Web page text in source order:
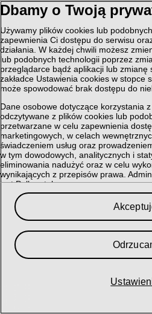
Dbamy o Twoją
Używamy plików cookies lub
zapewnienia Ci dostępu do serwisu
działania. W każdej chwili możesz
lub podobnych technologii poprzez
przeglądarce bądź aplikacji lub zmianę
zakładce Ustawienia cookies w stopce
może spowodować brak dostępu do
Dane osobowe dotyczące korzystania
odczytywane z plików cookies lub
przetwarzane w celu zapewnienia
marketingowych, w celach
świadczeniem usług oraz
w tym dowodowych, analitycznych i
eliminowania nadużyć oraz w celu
wynikających z przepisów prawa.
jest Polkomtel sp. z o.o.
Przysługuje Ci prawo do dostępu do
ograniczenia przetwarzania,
oraz cofnięcia zgód w każdym czasie,
przetwarzania.
Szczegółowe informacje dotyczące
przysługujących Ci uprawnień,
ustawieniami prywatności, znajdują się